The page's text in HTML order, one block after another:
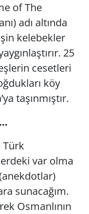
of The
adı altında
kelebekler
25
cesetleri
köy
taşınmıştır.
Türk
var olma
sunacağım.
Osmanlının